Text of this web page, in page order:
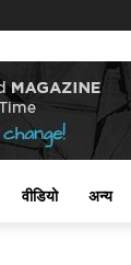
वीडियो अन्य